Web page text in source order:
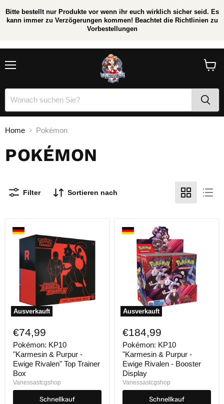
Bitte bestellt nur Produkte vor wenn ihr euch wirklich sicher seid. Es
kann immer zu Verzögerungen kommen! Beachtet die Richtlinien zu
Vorbestellungen
Home Pokémon
POKÉMON
Filter Sortieren nach
Ausverkauft
KP10
"Karmesin
&
Purpur
Ewige
Rivalen"
Top
Trainer
€74,99
Pokémon: KP10
"Karmesin & Purpur -
Ewige Rivalen" Top Trainer
Box
Vanessastcgshop
Schnellkauf
Ausverkauft
KP10
"Karmesin
&
Purpur
Ewige
Rivalen
Booster
€184,99
Pokémon: KP10
"Karmesin & Purpur -
Ewige Rivalen - Booster
Display
Vanessastcgshop
Schnellkauf